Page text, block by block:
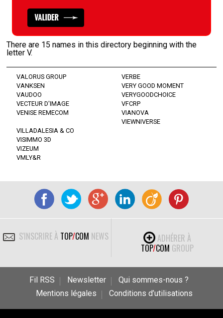
There are 15 names in this directory beginning with the
letter V.
VALORUS GROUP
VANKSEN
VAUDOO
VECTEUR D'IMAGE
VENISE REMECOM
VERBE
VERY GOOD MOMENT
VERYGOODCHOICE
VFCRP
VIANOVA
VIEWNIVERSE
VILLADALESIA & CO
VISIMMO 3D
VIZEUM
VMLY&R
S'INSCRIRE À TOP/COM NEWS
ADHÉRER À
TOP/COM GROUP
Fil RSS Newsletter
Qui sommes-nous ?
Mentions légales
Conditions d’utilisations